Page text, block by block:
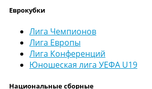
Еврокубки
Лига Чемпионов
Лига Европы
Лига Конференций
Юношеская лига УЕФА U19
Национальные сборные